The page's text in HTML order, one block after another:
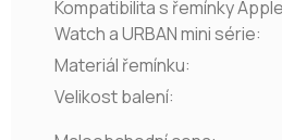
Kompatibilita s řemínky Apple
Watch a URBAN mini série:
Materiál řemínku:
Velikost balení: